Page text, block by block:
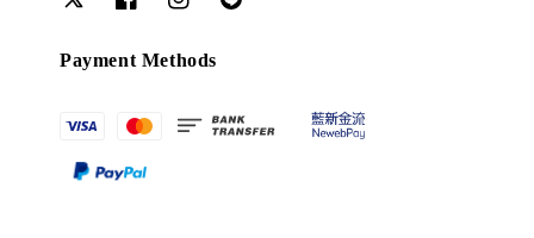
Payment Methods